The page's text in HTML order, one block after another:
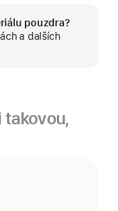
pouzdra?
a dalších
takovou,